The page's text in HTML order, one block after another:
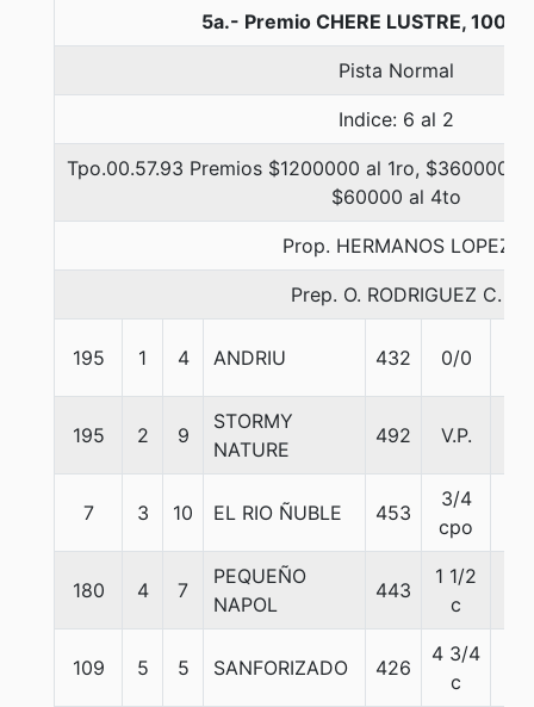
5a.- Premio CHERE LUSTRE, 1000
Pista Normal
Indice: 6 al 2
Tpo.00.57.93 Premios $1200000 al 1ro, $360000
$60000 al 4to
Prop. HERMANOS LOPEZ
Prep. O. RODRIGUEZ C.
195 1 4 ANDRIU 432 0/0
195 2 9
STORMY
NATURE
492 V.P.
7 3 10 EL RIO ÑUBLE 453
3/4
cpo
180 4 7
PEQUEÑO
NAPOL
443
1 1/2
c
109 5 5 SANFORIZADO 426
4 3/4
c